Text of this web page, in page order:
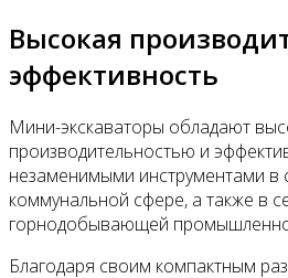
Высокая
эффективность
Мини-экскаваторы обладают
производительностью и
незаменимыми инструментами в
коммунальной сфере, а также в
горнодобывающей
Благодаря своим компактным